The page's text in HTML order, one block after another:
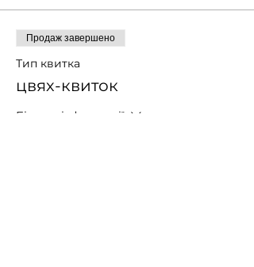
Продаж завершено
Тип квитка
цвях-квиток
Більше інформації